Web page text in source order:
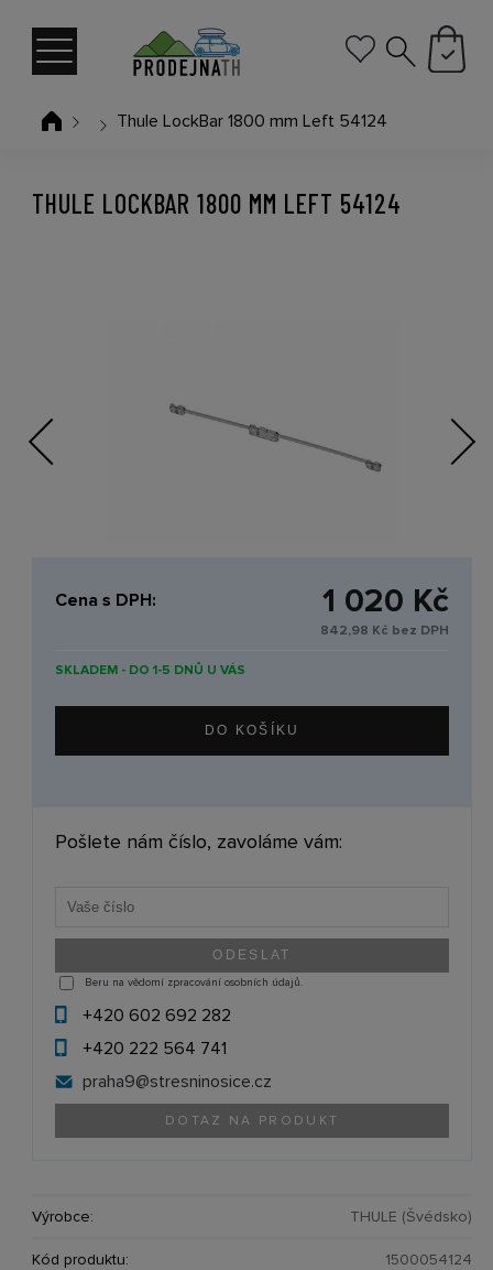
Thule LockBar 1800 mm Left 54124
Previous Next
THULE LOCKBAR 1800 MM LEFT 54124
Cena s DPH: 1 020 Kč
842,98 Kč bez DPH
SKLADEM - DO 1-5 DNŮ U VÁS
Pošlete nám číslo, zavoláme vám:
Beru na vědomí zpracování osobních údajů.
+420 602 692 282
+420 222 564 741
praha9@stresninosice.cz
DOTAZ NA PRODUKT
Výrobce: THULE (Švédsko)
Kód produktu: 1500054124